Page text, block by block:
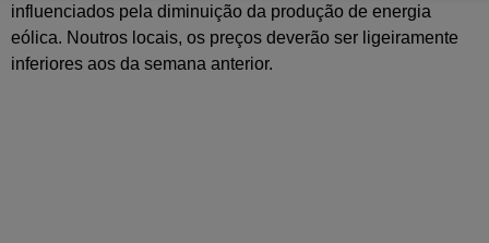
influenciados pela diminuição da produção de energia
eólica. Noutros locais, os preços deverão ser ligeiramente
inferiores aos da semana anterior.